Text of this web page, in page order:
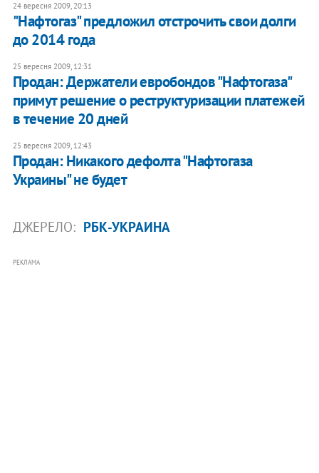
24 вересня 2009, 20:13
"Нафтогаз" предложил отстрочить свои долги
до 2014 года
25 вересня 2009, 12:31
Продан: Держатели евробондов "Нафтогаза"
примут решение о реструктуризации платежей
в течение 20 дней
25 вересня 2009, 12:43
Продан: Никакого дефолта "Нафтогаза
Украины" не будет
ДЖЕРЕЛО: РБК-УКРАИНА
РЕКЛАМА